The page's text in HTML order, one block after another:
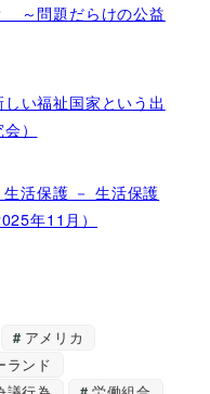
～問題だらけの公益
い福祉国家という出
）
活保護 － 生活保護
年11月）
アメリカ
ランド